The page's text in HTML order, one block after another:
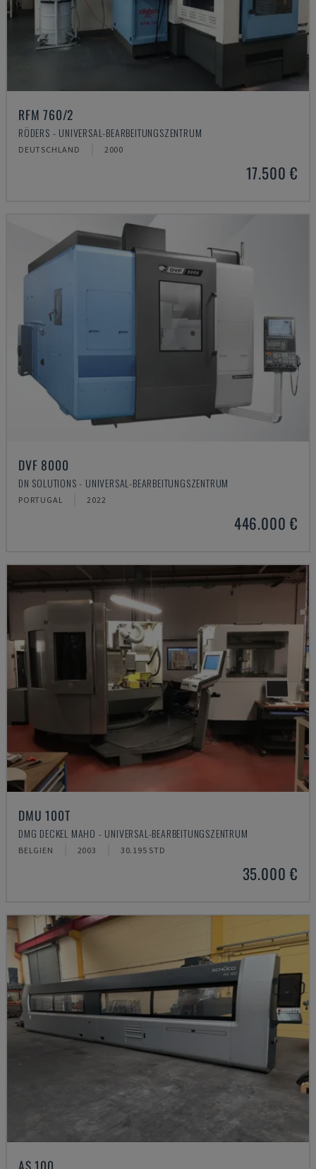
RFM 760/2
RÖDERS - UNIVERSAL-BEARBEITUNGSZENTRUM
DEUTSCHLAND 2000
17.500 €
DVF 8000
DN SOLUTIONS - UNIVERSAL-BEARBEITUNGSZENTRUM
PORTUGAL 2022
446.000 €
DMU 100T
DMG DECKEL MAHO - UNIVERSAL-BEARBEITUNGSZENTRUM
BELGIEN 2003 30.195 STD
35.000 €